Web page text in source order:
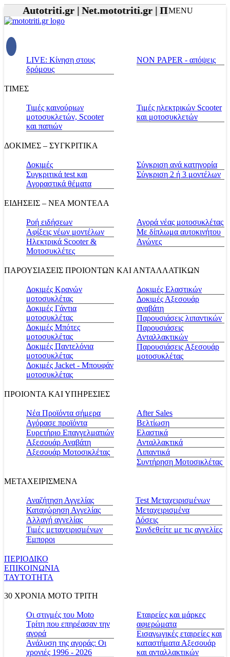
Autotriti.gr | Net.mototriti.gr | Προϊόντα &
MENU
LIVE: Κίνηση στους
δρόμους
NON PAPER - απόψεις
ΤΙΜΕΣ
Τιμές καινούριων
μοτοσυκλετών, Scooter
και παπιών
Τιμές ηλεκτρικών Scooter
και μοτοσυκλετών
ΔΟΚΙΜΕΣ – ΣΥΓΚΡΙΤΙΚΑ
Δοκιμές
Συγκριτικά test και
Αγοραστικά θέματα
Σύγκριση ανά κατηγορία
Σύγκριση 2 ή 3 μοντέλων
ΕΙΔΗΣΕΙΣ – ΝΕΑ ΜΟΝΤΕΛΑ
Ροή ειδήσεων
Αφίξεις νέων μοντέλων
Ηλεκτρικά Scooter &
Μοτοσυκλέτες
Αγορά νέας μοτοσυκλέτας
Με δίπλωμα αυτοκινήτου
Αγώνες
ΠΑΡΟΥΣΙΑΣΕΙΣ ΠΡΟΙΟΝΤΩΝ ΚΑΙ ΑΝΤΑΛΛΑΤΙΚΩΝ
Δοκιμές Κρανών
μοτοσυκλέτας
Δοκιμές Γάντια
μοτοσυκλέτας
Δοκιμές Μπότες
μοτοσυκλέτας
Δοκιμές Παντελόνια
μοτοσυκλέτας
Δοκιμές Jacket - Μπουφάν
μοτοσυκλέτας
Δοκιμές Ελαστικών
Δοκιμές Αξεσουάρ
αναβάτη
Παρουσιάσεις λιπαντικών
Παρουσιάσεις
Ανταλλακτικών
Παρουσιάσεις Αξεσουάρ
μοτοσυκλέτας
ΠΡΟΙΟΝΤΑ ΚΑΙ ΥΠΗΡΕΣΙΕΣ
Νέα Προϊόντα σήμερα
Αγόρασε προϊόντα
Ευρετήριο Επαγγελματιών
Αξεσουάρ Αναβάτη
Αξεσουάρ Μοτοσικλέτας
Αfter Sales
Βελτίωση
Ελαστικά
Ανταλλακτικά
Λιπαντικά
Συντήρηση Μοτοσικλέτας
ΜΕΤΑΧΕΙΡΙΣΜΕΝΑ
Αναζήτηση Αγγελίας
Καταχώρηση Αγγελίας
Αλλαγή αγγελίας
Τιμές μεταχειρισμένων
Έμποροι
Test Μεταχειρισμένων
Μεταχειρισμένα
Δόσεις
Συνδεθείτε με τις αγγελίες
ΠΕΡΙΟΔΙΚΟ
ΕΠΙΚΟΙΝΩΝΙΑ
ΤΑΥΤΟΤΗΤΑ
30 ΧΡΟΝΙΑ MOTO ΤΡΙΤΗ
Οι στιγμές του Moto
Τρίτη που επηρέασαν την
αγορά
Ανάλυση της αγοράς: Οι
χρονιές 1996 - 2026
Εταιρείες και μάρκες
αφιερώματα
Εισαγωγικές εταιρείες και
καταστήματα Αξεσουάρ
και ανταλλακτικών